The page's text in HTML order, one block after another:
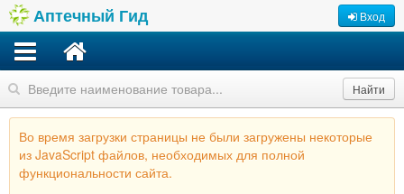
Аптечный Гид Вход
Найти
Во время загрузки страницы не были загружены некоторые
из JavaScript файлов, необходимых для полной
функциональности сайта.